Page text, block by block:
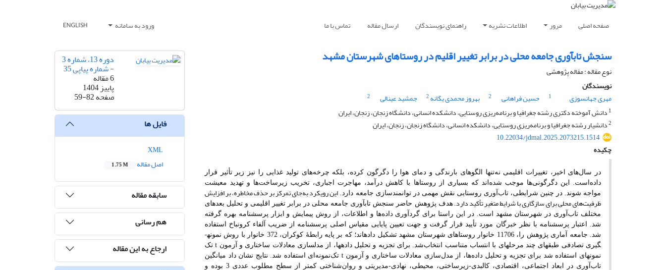
صفحه اصلی مرور اطلاعات نشریه راهنمای نویسندگان ارسال مقاله تماس با ما ورود به سامانه ENGLISH
سنجش تاب­آوری جامعه محلی در برابر تغییر اقلیم در روستاهای شهرستان مشهد
نوع مقاله : مقاله پژوهشی
نویسندگان
مهری جهانسوزی
1 حسین فراهانی 2 بهروز محمدی یگانه 2 جمشید عینالی
2
1 دانش آموخته دکتری رشته جغرافیا و برنامه‌ریزی روستایی، دانشکده انسانی، دانشگاه زنجان، زنجان، ایران
2دانشیار رشته جغرافیا و برنامه‌ریزی روستایی، دانشکده انسانی، دانشگاه زنجان، زنجان، ایران
10.22034/jdmal.2025.2073215.1514
چکیده
در سال‌های اخیر، تغییرات اقلیمی نه‌تنها الگوهای بارندگی و دمای هوا را دگرگون کرده، بلکه چرخه‌های تولید غذایی را نیز زیر تأثیر قرار
داده‌است. این دگرگونی‌ها موجب شده‌اند که بسیاری از روستاها با کاهش درآمد، مهاجرت اجباری، تخریب زیرساخت‌ها و تهدید معیشت
مواجه شوند. در چنین شرایطی، تاب‌آوری روستایی نقش مهمی در توانمندسازی جامعه دارد. این رویکرد به‌جای تمرکز بر حذف مخاطره، بر افزایش
ظرفیت‌های محلی برای سازگاری با شرایط متغیر تأکید دارد.هدف پژوهش حاضر سنجش تاب­آوری جامعه محلی در برابر تغییر اقلیمی و تحلیل بعدهای
مختلف تاب آوری در شهرستان مشهد است. در این راستا برای گردآوری داده‌ها و اطلاعات، از روش پیمایش و ابزار پرسشنامه بهره گرفته
شد. اعتبار پرسشنامه با نظر خبرگان مورد تأیید قرار گرفت و جهتتعیین پایایی مقیاس اصلی پرسشنامه از ضریب آلفاء کرونباخ استفاده
شد. جامعه آماری پژوهش را، 11706 خانوار روستاهای شهرستان مشهد تشکیل داده­اند؛ که بر پایه رابطۀ کوکران، 372 خانوار با روش نمونه­
گیری تصادفی طبقه­ای چند مرحله­ای با انتساب متناسب انتخاب‌شد. برای تجزیه و تحلیل داده­ها، از مدل­سازی معادلات ساختاری و آزمون tتک
نمونه­ای استفاده شد برای تجزیه و تحلیل داده‌ها، از مدل‌سازی معادلات ساختاری و آزمون t تک‌نمونه‌ای استفاده شد. نتایج نشان داد میانگین
تاب‌آوری در ابعاد اجتماعی، اقتصادی، کالبدی-زیرساختی، محیطی، نهادی-مدیریتی و روان‌شناختی کمتر از سطح مطلوب عددی 3 بوده و
دوره 13، شماره 3
- شماره پیاپی 35
6 مقاله
پاییز 1404
صفحه59-82
فایل ها
اصل مقاله
1.75 M
سابقه مقاله
هم رسانی
ارجاع به این مقاله